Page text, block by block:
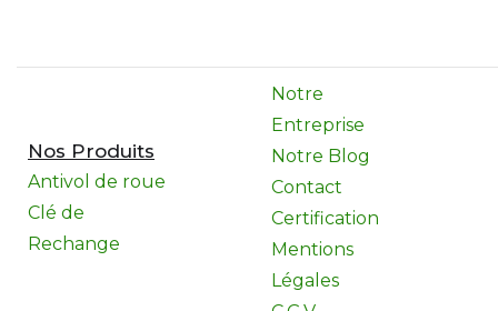
Nos Produits
Antivol de roue
Clé de
Rechange
Notre
Entreprise
Notre Blog
Contact
Certification
Mentions
Légales